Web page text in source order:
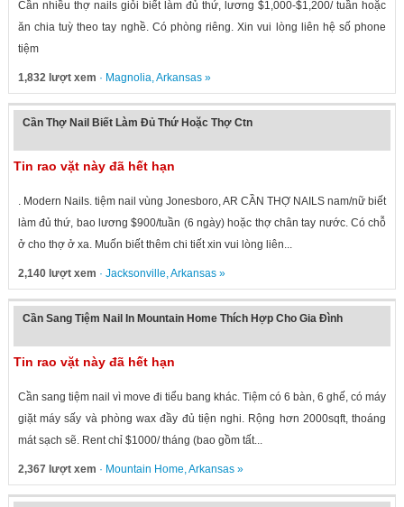
Cần nhiều thợ nails giỏi biết làm đủ thứ, lương $1,000-$1,200/ tuần hoặc
ăn chia tuỳ theo tay nghề. Có phòng riêng. Xin vui lòng liên hệ số phone
tiệm
1,832 lượt xem · Magnolia,Arkansas»
Cần Thợ Nail Biết Làm Đủ Thứ Hoặc Thợ Ctn
Tin rao vặt này đã hết hạn
. Modern Nails. tiệm nail vùng Jonesboro, AR CẦN THỢ NAILS nam/nữ biết
làm đủ thứ, bao lương $900/tuần (6 ngày) hoặc thợ chân tay nước. Có chỗ
ở cho thợ ở xa. Muốn biết thêm chi tiết xin vui lòng liên...
2,140 lượt xem · Jacksonville,Arkansas»
Cần Sang Tiệm Nail In Mountain Home Thích Hợp Cho Gia Đình
Tin rao vặt này đã hết hạn
Cần sang tiệm nail vì move đi tiểu bang khác. Tiệm có 6 bàn, 6 ghế, có máy
giặt máy sấy và phòng wax đầy đủ tiện nghi. Rộng hơn 2000sqft, thoáng
mát sạch sẽ. Rent chỉ $1000/ tháng (bao gồm tất...
2,367 lượt xem · Mountain Home,Arkansas»